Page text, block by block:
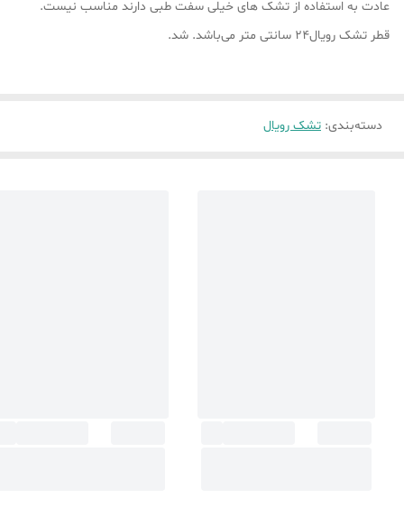
عادت به استفاده از تشک های خیلی سفت طبی دارند مناسب نیست.
قطر تشک رویال24 سانتی متر می‌باشد. شد.
دسته‌بندی: تشک رویال